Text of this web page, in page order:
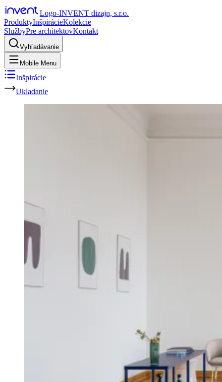
Logo-INVENT dizajn, s.r.o.
ProduktyInšpirácieKolekcie
SlužbyPre architektovKontakt
Vyhľadávanie
Mobile Menu
Inšpirácie
Ukladanie